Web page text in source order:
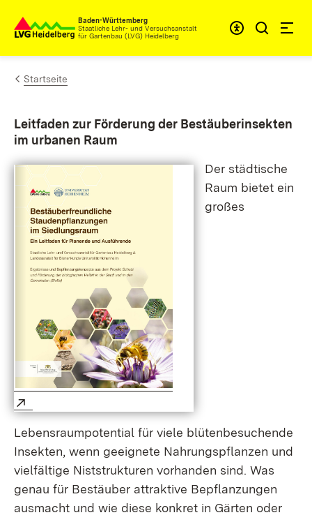
Zum Inhalt springen
Baden-Württemberg
Staatliche Lehr- und Versuchsanstalt
für Gartenbau (LVG) Heidelberg
Startseite
Leitfaden zur Förderung der Bestäuberinsekten
im urbanen Raum
Der städtische
Raum bietet ein
großes
Lebensraumpotential für viele blütenbesuchende
Insekten, wenn geeignete Nahrungspflanzen und
vielfältige Niststrukturen vorhanden sind. Was
genau für Bestäuber attraktive Bepflanzungen
ausmacht und wie diese konkret in Gärten oder